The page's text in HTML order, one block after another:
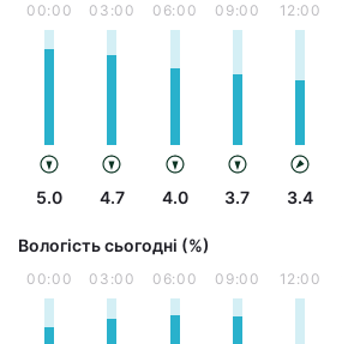
00:00
5.0
03:00
4.7
06:00
4.0
09:00
3.7
12:00
3.4
Вологість сьогодні (%)
00:00 03:00 06:00 09:00 12:00